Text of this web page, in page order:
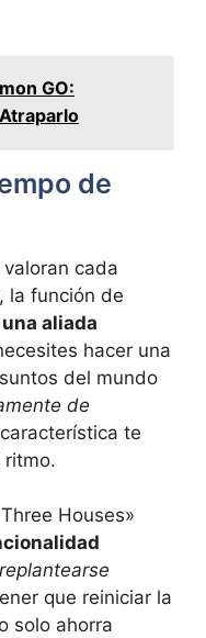
GO:
de
cada
la función de
aliada
hacer una
del mundo
de
te
ritmo.
Houses»
replantearse
que reiniciar la
solo ahorra